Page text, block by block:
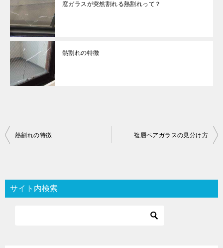
窓ガラスが突然割れる熱割れって？
熱割れの特徴
投
ビ
ゲ
熱割れの特徴 複層ペアガラスの見分け方
サイト内検索